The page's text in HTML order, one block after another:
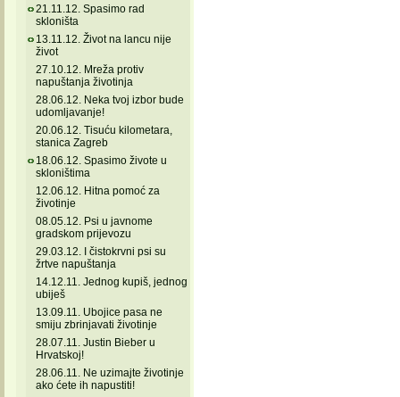
21.11.12. Spasimo rad
skloništa
13.11.12. Život na lancu nije
život
27.10.12. Mreža protiv
napuštanja životinja
28.06.12. Neka tvoj izbor bude
udomljavanje!
20.06.12. Tisuću kilometara,
stanica Zagreb
18.06.12. Spasimo živote u
skloništima
12.06.12. Hitna pomoć za
životinje
08.05.12. Psi u javnome
gradskom prijevozu
29.03.12. I čistokrvni psi su
žrtve napuštanja
14.12.11. Jednog kupiš, jednog
ubiješ
13.09.11. Ubojice pasa ne
smiju zbrinjavati životinje
28.07.11. Justin Bieber u
Hrvatskoj!
28.06.11. Ne uzimajte životinje
ako ćete ih napustiti!